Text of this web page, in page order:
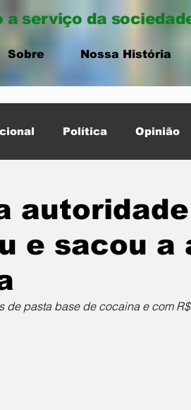
a serviço da
Sobre Nossa História
Política Opinião
autoridade
e sacou a
de pasta base de cocaina e com